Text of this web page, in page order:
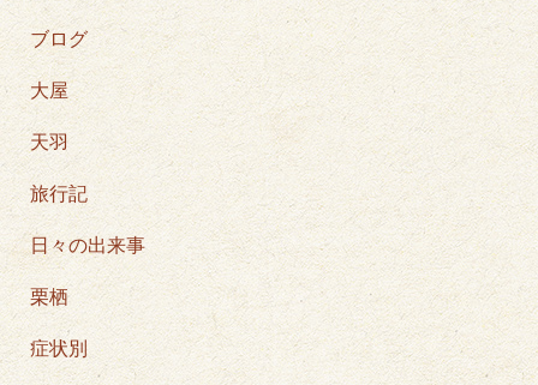
ブログ
大屋
天羽
旅行記
日々の出来事
栗栖
症状別